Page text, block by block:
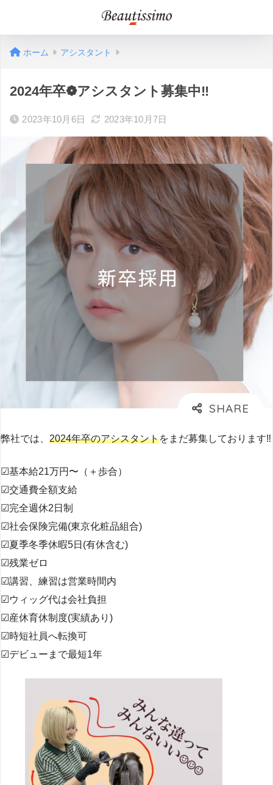
ホーム アシスタント
2024年卒❁アシスタント募集中‼
2023年10月6日 2023年10月7日
弊社では、 2024年卒のアシスタントをまだ募集しております‼
☑︎基本給21万円〜（＋歩合）
☑︎交通費全額支給
☑︎完全週休2日制
☑︎社会保険完備(東京化粧品組合)
☑︎夏季冬季休暇5日(有休含む)
☑︎残業ゼロ
☑︎講習、練習は営業時間内
☑︎ウィッグ代は会社負担
☑︎産休育休制度(実績あり)
☑︎時短社員へ転換可
☑︎デビューまで最短1年